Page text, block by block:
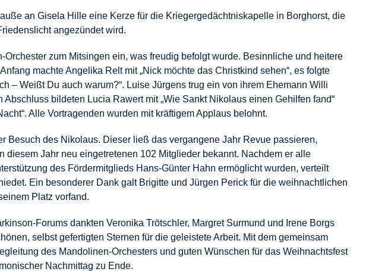
an Gisela Hille eine Kerze für die Kriegergedächtniskapelle in Borghorst, die
angezündet wird.
Orchester zum Mitsingen ein, was freudig befolgt wurde. Besinnliche und heitere
machte Angelika Relt mit „Nick möchte das Christkind sehen“, es folgte
– Weißt Du auch warum?“. Luise Jürgens trug ein von ihrem Ehemann Willi
Abschluss bildeten Lucia Rawert mit „Wie Sankt Nikolaus einen Gehilfen fand“
Alle Vortragenden wurden mit kräftigem Applaus belohnt.
Besuch des Nikolaus. Dieser ließ das vergangene Jahr Revue passieren,
diesem Jahr neu eingetretenen 102 Mitglieder bekannt. Nachdem er alle
des Fördermitglieds Hans-Günter Hahn ermöglicht wurden, verteilt
Ein besonderer Dank galt Brigitte und Jürgen Perick für die weihnachtlichen
Platz vorfand.
Forums dankten Veronika Trötschler, Margret Surmund und Irene Borgs
selbst gefertigten Sternen für die geleistete Arbeit. Mit dem gemeinsam
des Mandolinen-Orchesters und guten Wünschen für das Weihnachtsfest
Nachmittag zu Ende.